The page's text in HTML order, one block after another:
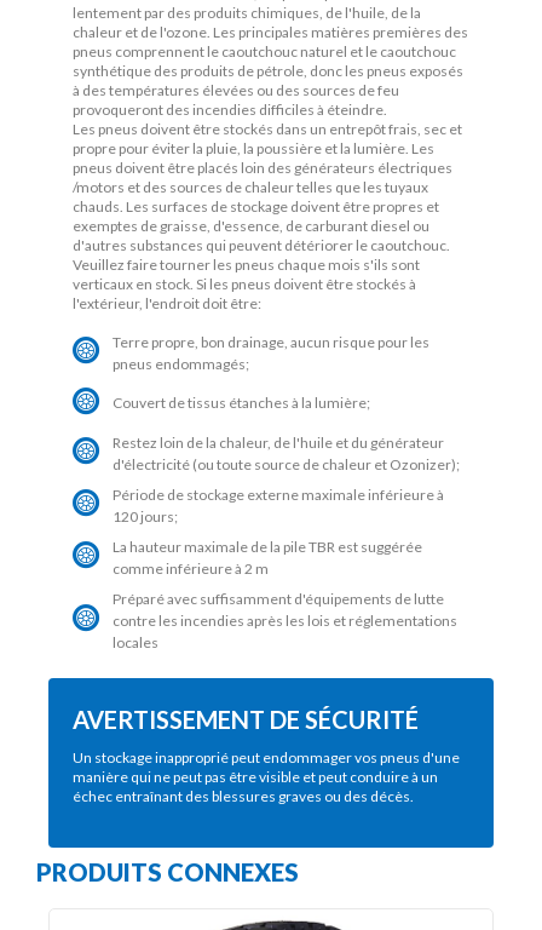
lentement par des produits chimiques, de l'huile, de la
chaleur et de l'ozone. Les principales matières premières des
pneus comprennent le caoutchouc naturel et le caoutchouc
synthétique des produits de pétrole, donc les pneus exposés
à des températures élevées ou des sources de feu
provoqueront des incendies difficiles à éteindre.
Les pneus doivent être stockés dans un entrepôt frais, sec et
propre pour éviter la pluie, la poussière et la lumière. Les
pneus doivent être placés loin des générateurs électriques
/motors et des sources de chaleur telles que les tuyaux
chauds. Les surfaces de stockage doivent être propres et
exemptes de graisse, d'essence, de carburant diesel ou
d'autres substances qui peuvent détériorer le caoutchouc.
Veuillez faire tourner les pneus chaque mois s'ils sont
verticaux en stock. Si les pneus doivent être stockés à
l'extérieur, l'endroit doit être:
Terre propre, bon drainage, aucun risque pour les
pneus endommagés;
Couvert de tissus étanches à la lumière;
Restez loin de la chaleur, de l'huile et du générateur
d'électricité (ou toute source de chaleur et Ozonizer);
Période de stockage externe maximale inférieure à
120 jours;
La hauteur maximale de la pile TBR est suggérée
comme inférieure à 2 m
Préparé avec suffisamment d'équipements de lutte
contre les incendies après les lois et réglementations
locales
AVERTISSEMENT DE SÉCURITÉ
Un stockage inapproprié peut endommager vos pneus d'une
manière qui ne peut pas être visible et peut conduire à un
échec entraînant des blessures graves ou des décès.
PRODUITS CONNEXES